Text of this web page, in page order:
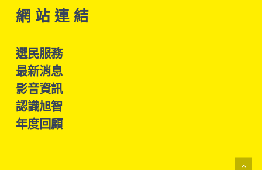
網 站 連 結
選民服務
最新消息
影音資訊
認識旭智
年度回顧